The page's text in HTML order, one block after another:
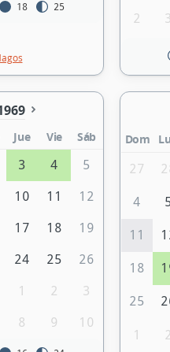
18 25
2 3
Jue Vie
Sáb
3 4 5
10 11 12
17 18 19
24 25 26
1 2 3
8 9 10
Dom
27
4
11
18
25
1 2